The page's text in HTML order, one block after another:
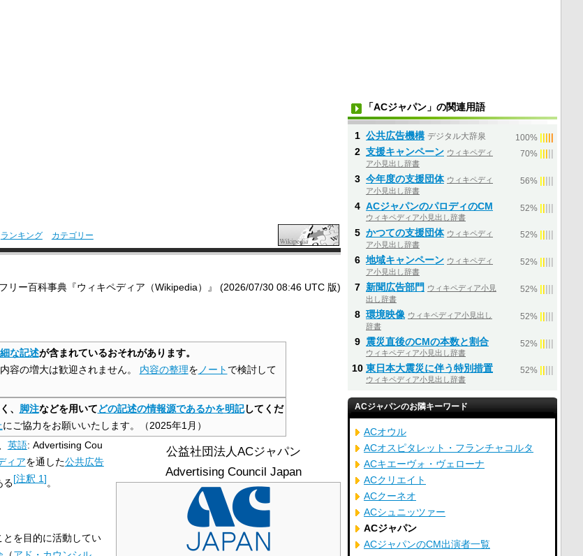
ランキング カテゴリー
リー百科事典『ウィキペディア（Wikipedia）』 (2026/07/30 08:46 UTC 版)
な記述が含まれているおそれがあります。
内容の増大は歓迎されません。 内容の整理を ノート で検討して
、 脚注などを用いてどの記述の情報源であるかを明記してくだ
にご協力をお願いいたします。 （2025年1月 ）
公益社団法人ACジャパン
Advertising Council Japan
英語: Advertising Cou
ィアを通した公共広告
る[注釈 1]。
とを目的に活動してい
「ACジャパン」の関連用語
1 公共広告機構 デジタル大辞泉 100%
2 支援キャンペーン ウィキペディ
ア小見出し辞書
70%
3 今年度の支援団体 ウィキペディ
ア小見出し辞書
56%
4 ACジャパンのパロディのCM
ウィキペディア小見出し辞書
52%
5 かつての支援団体 ウィキペディ
ア小見出し辞書
52%
6 地域キャンペーン ウィキペディ
ア小見出し辞書
52%
7 新聞広告部門 ウィキペディア小見
出し辞書
52%
8 環境映像 ウィキペディア小見出し
辞書
52%
9 震災直後のCMの本数と割合
ウィキペディア小見出し辞書
52%
10 東日本大震災に伴う特別措置
ウィキペディア小見出し辞書
52%
ACジャパンのお隣キーワード
ACオウル
ACオスピタレット・フランチャコルタ
ACキエーヴォ・ヴェローナ
ACクリエイト
ACクーネオ
ACシュニッツァー
ACジャパン
ACジャパンのCM出演者一覧